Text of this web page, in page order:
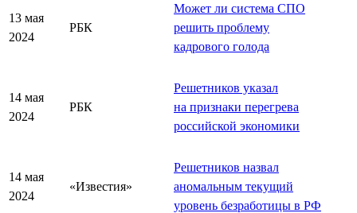
13 мая
2024
РБК
Может ли система СПО
решить проблему
кадрового голода
14 мая
2024
РБК
Решетников указал
на признаки перегрева
российской экономики
14 мая
2024
«Известия»
Решетников назвал
аномальным текущий
уровень безработицы в РФ